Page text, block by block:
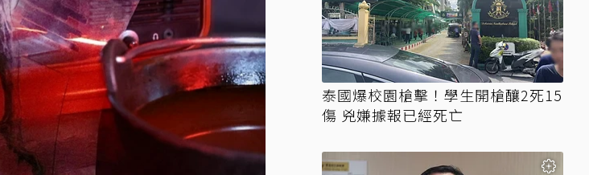
泰國爆校園槍擊！學生開槍釀2死15
傷 兇嫌據報已經死亡